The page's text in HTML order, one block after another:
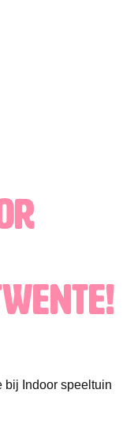
bij Indoor speeltuin